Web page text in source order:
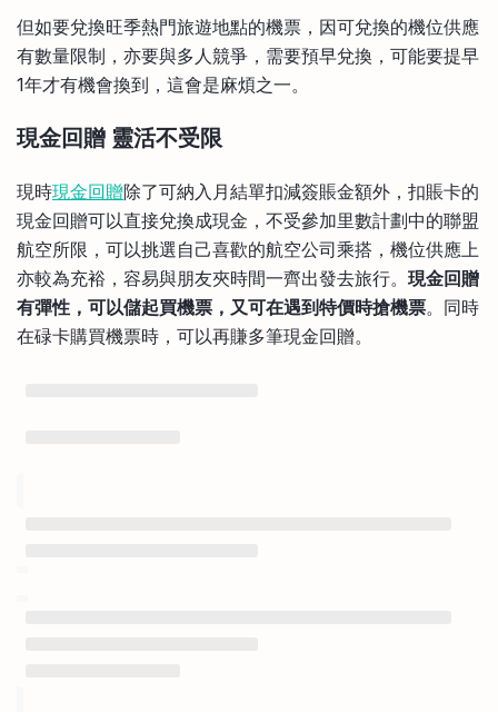
但如要兌換旺季熱門旅遊地點的機票，因可兌換的機位供應
有數量限制，亦要與多人競爭，需要預早兌換，可能要提早
1年才有機會換到，這會是麻煩之一。
現金回贈 靈活不受限
現時現金回贈除了可納入月結單扣減簽賬金額外，扣賬卡的
現金回贈可以直接兌換成現金，不受參加里數計劃中的聯盟
航空所限，可以挑選自己喜歡的航空公司乘搭，機位供應上
亦較為充裕，容易與朋友夾時間一齊出發去旅行。 現金回贈
有彈性，可以儲起買機票，又可在遇到特價時搶機票。同時
在碌卡購買機票時，可以再賺多筆現金回贈。